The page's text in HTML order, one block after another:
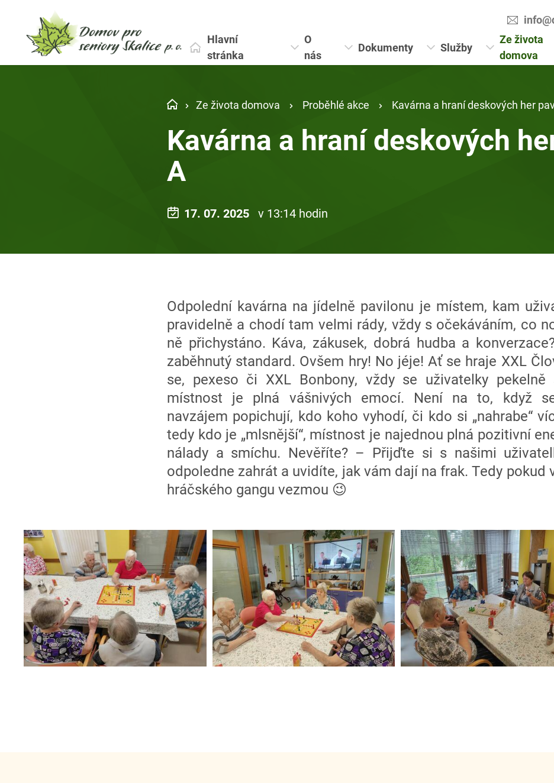
Hlavní
stránka
O
nás
Dokumenty Služby
Ze života
domova
Ze života domova Proběhlé akce Kavárna a hraní deskových her
Kavárna a hraní deskových
A
17. 07. 2025 v 13:14 hodin
Odpolední kavárna na jídelně pavilonu je místem, kam
pravidelně a chodí tam velmi rády, vždy s očekáváním, co
ně přichystáno. Káva, zákusek, dobrá hudba a
zaběhnutý standard. Ovšem hry! No jéje! Ať se hraje XXL
se, pexeso či XXL Bonbony, vždy se uživatelky pekelně
místnost je plná vášnivých emocí. Není na to, když
navzájem popichují, kdo koho vyhodí, či kdo si „nahrabe“
tedy kdo je „mlsnější“, místnost je najednou plná pozitivní
nálady a smíchu. Nevěříte? – Přijďte si s našimi
odpoledne zahrát a uvidíte, jak vám dají na frak. Tedy pokud
hráčského gangu vezmou 😉